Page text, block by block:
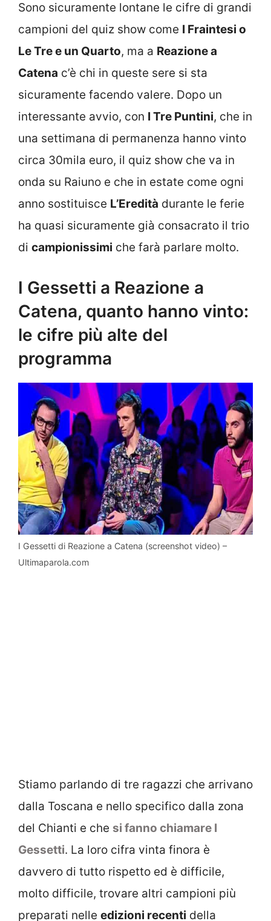
Sono sicuramente lontane le cifre di grandi
campioni del quiz show come I Fraintesi o
Le Tre e un Quarto, ma a Reazione a
Catena c’è chi in queste sere si sta
sicuramente facendo valere. Dopo un
interessante avvio, con I Tre Puntini, che in
una settimana di permanenza hanno vinto
circa 30mila euro, il quiz show che va in
onda su Raiuno e che in estate come ogni
anno sostituisce L’Eredità durante le ferie
ha quasi sicuramente già consacrato il trio
di campionissimi che farà parlare molto.
I Gessetti a Reazione a
Catena, quanto hanno vinto:
le cifre più alte del
programma
I Gessetti di Reazione a Catena (screenshot video) –
Ultimaparola.com
Stiamo parlando di tre ragazzi che arrivano
dalla Toscana e nello specifico dalla zona
del Chianti e che si fanno chiamare I
Gessetti. La loro cifra vinta finora è
davvero di tutto rispetto ed è difficile,
molto difficile, trovare altri campioni più
preparati nelle edizioni recenti della